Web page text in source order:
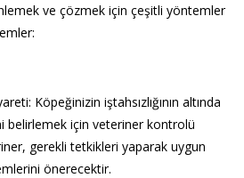
ve çözmek için çeşitli yöntemler
: Köpeğinizin iştahsızlığının altında
belirlemek için veteriner kontrolü
gerekli tetkikleri yaparak uygun
önerecektir.